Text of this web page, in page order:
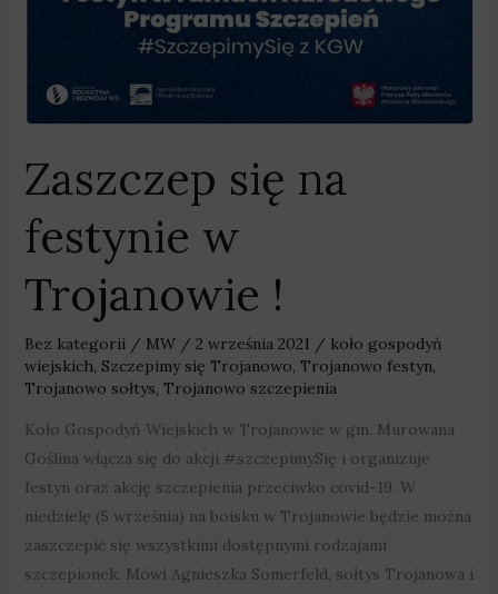
Zaszczep się na
festynie w
Trojanowie !
Bez kategorii/ MW / 2 września 2021 / koło gospodyń
wiejskich, Szczepimy się Trojanowo, Trojanowo festyn,
Trojanowo sołtys, Trojanowo szczepienia
Koło Gospodyń Wiejskich w Trojanowie w gm. Murowana
Goślina włącza się do akcji #szczepimySię i organizuje
festyn oraz akcję szczepienia przeciwko covid-19. W
niedzielę (5 września) na boisku w Trojanowie będzie można
zaszczepić się wszystkimi dostępnymi rodzajami
szczepionek. Mówi Agnieszka Somerfeld, sołtys Trojanowa i